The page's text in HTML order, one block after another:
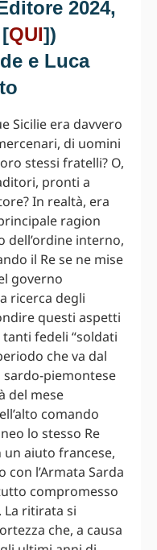
2024,
QUI])
e Luca
Sicilie era davvero
di uomini
stessi fratelli? O,
pronti a
In realtà, era
ragion
dell’ordine interno,
il Re se ne mise
governo
ricerca degli
questi aspetti
fedeli “soldati
che va dal
piemontese
del mese
comando
lo stesso Re
un aiuto francese,
l’Armata Sarda
compromesso
La ritirata si
che, a causa